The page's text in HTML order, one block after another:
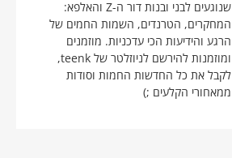
שנוגעים לבני ובנות דור ה-Z והאלפא:
המחקרים, הטרנדים, השמות החמים של
הרגע והידיעות הכי עדכניות. מוזמנים
ומוזמנות להירשם לניוזלטר של teenk,
לקבל את כל החדשות החמות וסודות
ממאחורי הקלעים ;)